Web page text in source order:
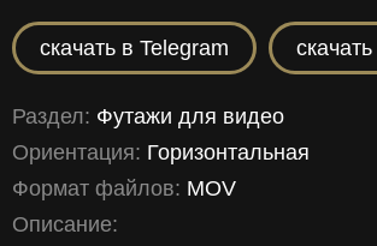
скачать в Telegram
Раздел: Футажи для видео
Ориентация: Горизонтальная
Формат файлов: MOV
Описание: